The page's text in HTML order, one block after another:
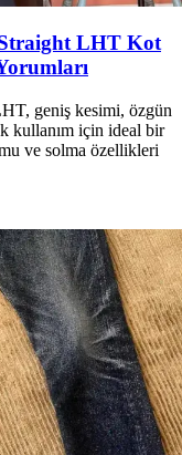
LHT Kot
geniş kesimi, özgün
kullanım için ideal bir
ve solma özellikleri